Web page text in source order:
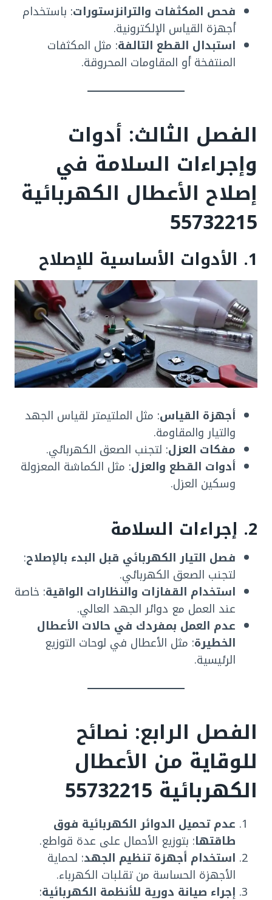
فحص المكثفات والترانزستورات: باستخدام
أجهزة القياس الإلكترونية.
استبدال القطع التالفة: مثل المكثفات
المنتفخة أو المقاومات المحروقة.
الفصل الثالث: أدوات
وإجراءات السلامة في
إصلاح الأعطال الكهربائية
55732215
1. الأدوات الأساسية للإصلاح
أجهزة القياس: مثل الملتيمتر لقياس الجهد
والتيار والمقاومة.
مفكات العزل: لتجنب الصعق الكهربائي.
أدوات القطع والعزل: مثل الكماشة المعزولة
وسكين العزل.
2. إجراءات السلامة
فصل التيار الكهربائي قبل البدء بالإصلاح:
لتجنب الصعق الكهربائي.
استخدام القفازات والنظارات الواقية: خاصة
عند العمل مع دوائر الجهد العالي.
عدم العمل بمفردك في حالات الأعطال
الخطيرة: مثل الأعطال في لوحات التوزيع
الرئيسية.
الفصل الرابع: نصائح
للوقاية من الأعطال
الكهربائية
عدم تحميل الدوائر الكهربائية فوق
طاقتها: بتوزيع الأحمال على عدة قواطع.
استخدام أجهزة تنظيم الجهد: لحماية
الأجهزة الحساسة من تقلبات الكهرباء.
إجراء صيانة دورية للأنظمة الكهربائية: